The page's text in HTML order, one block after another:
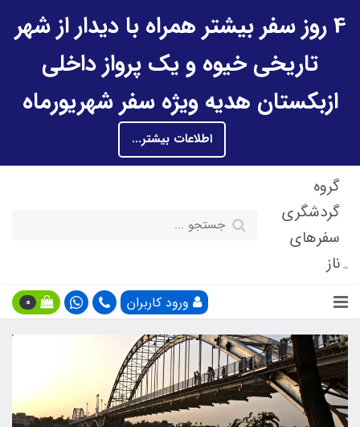
4 روز سفر بیشتر همراه با دیدار از شهر
تاریخی خیوه و یک پرواز داخلی
ازبکستان هدیه ویژه سفر شهریورماه
اطلاعات بیشتر...
گروه
گردشگری
سفرهای
ناز
ورود کاربران 0